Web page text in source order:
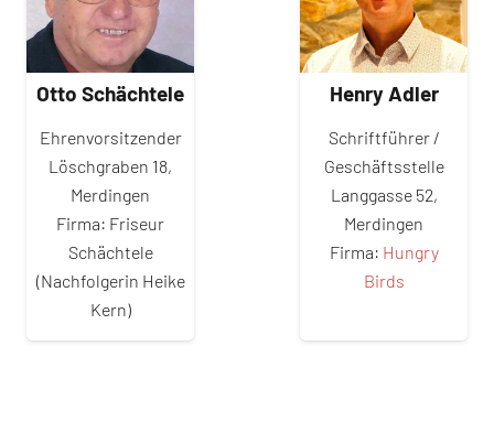
Otto Schächtele
Ehrenvorsitzender
Löschgraben 18,
Merdingen
Firma: Friseur
Schächtele
(Nachfolgerin Heike
Kern)
Henry Adler
Schriftführer /
Geschäftsstelle
Langgasse 52,
Merdingen
Firma: Hungry
Birds